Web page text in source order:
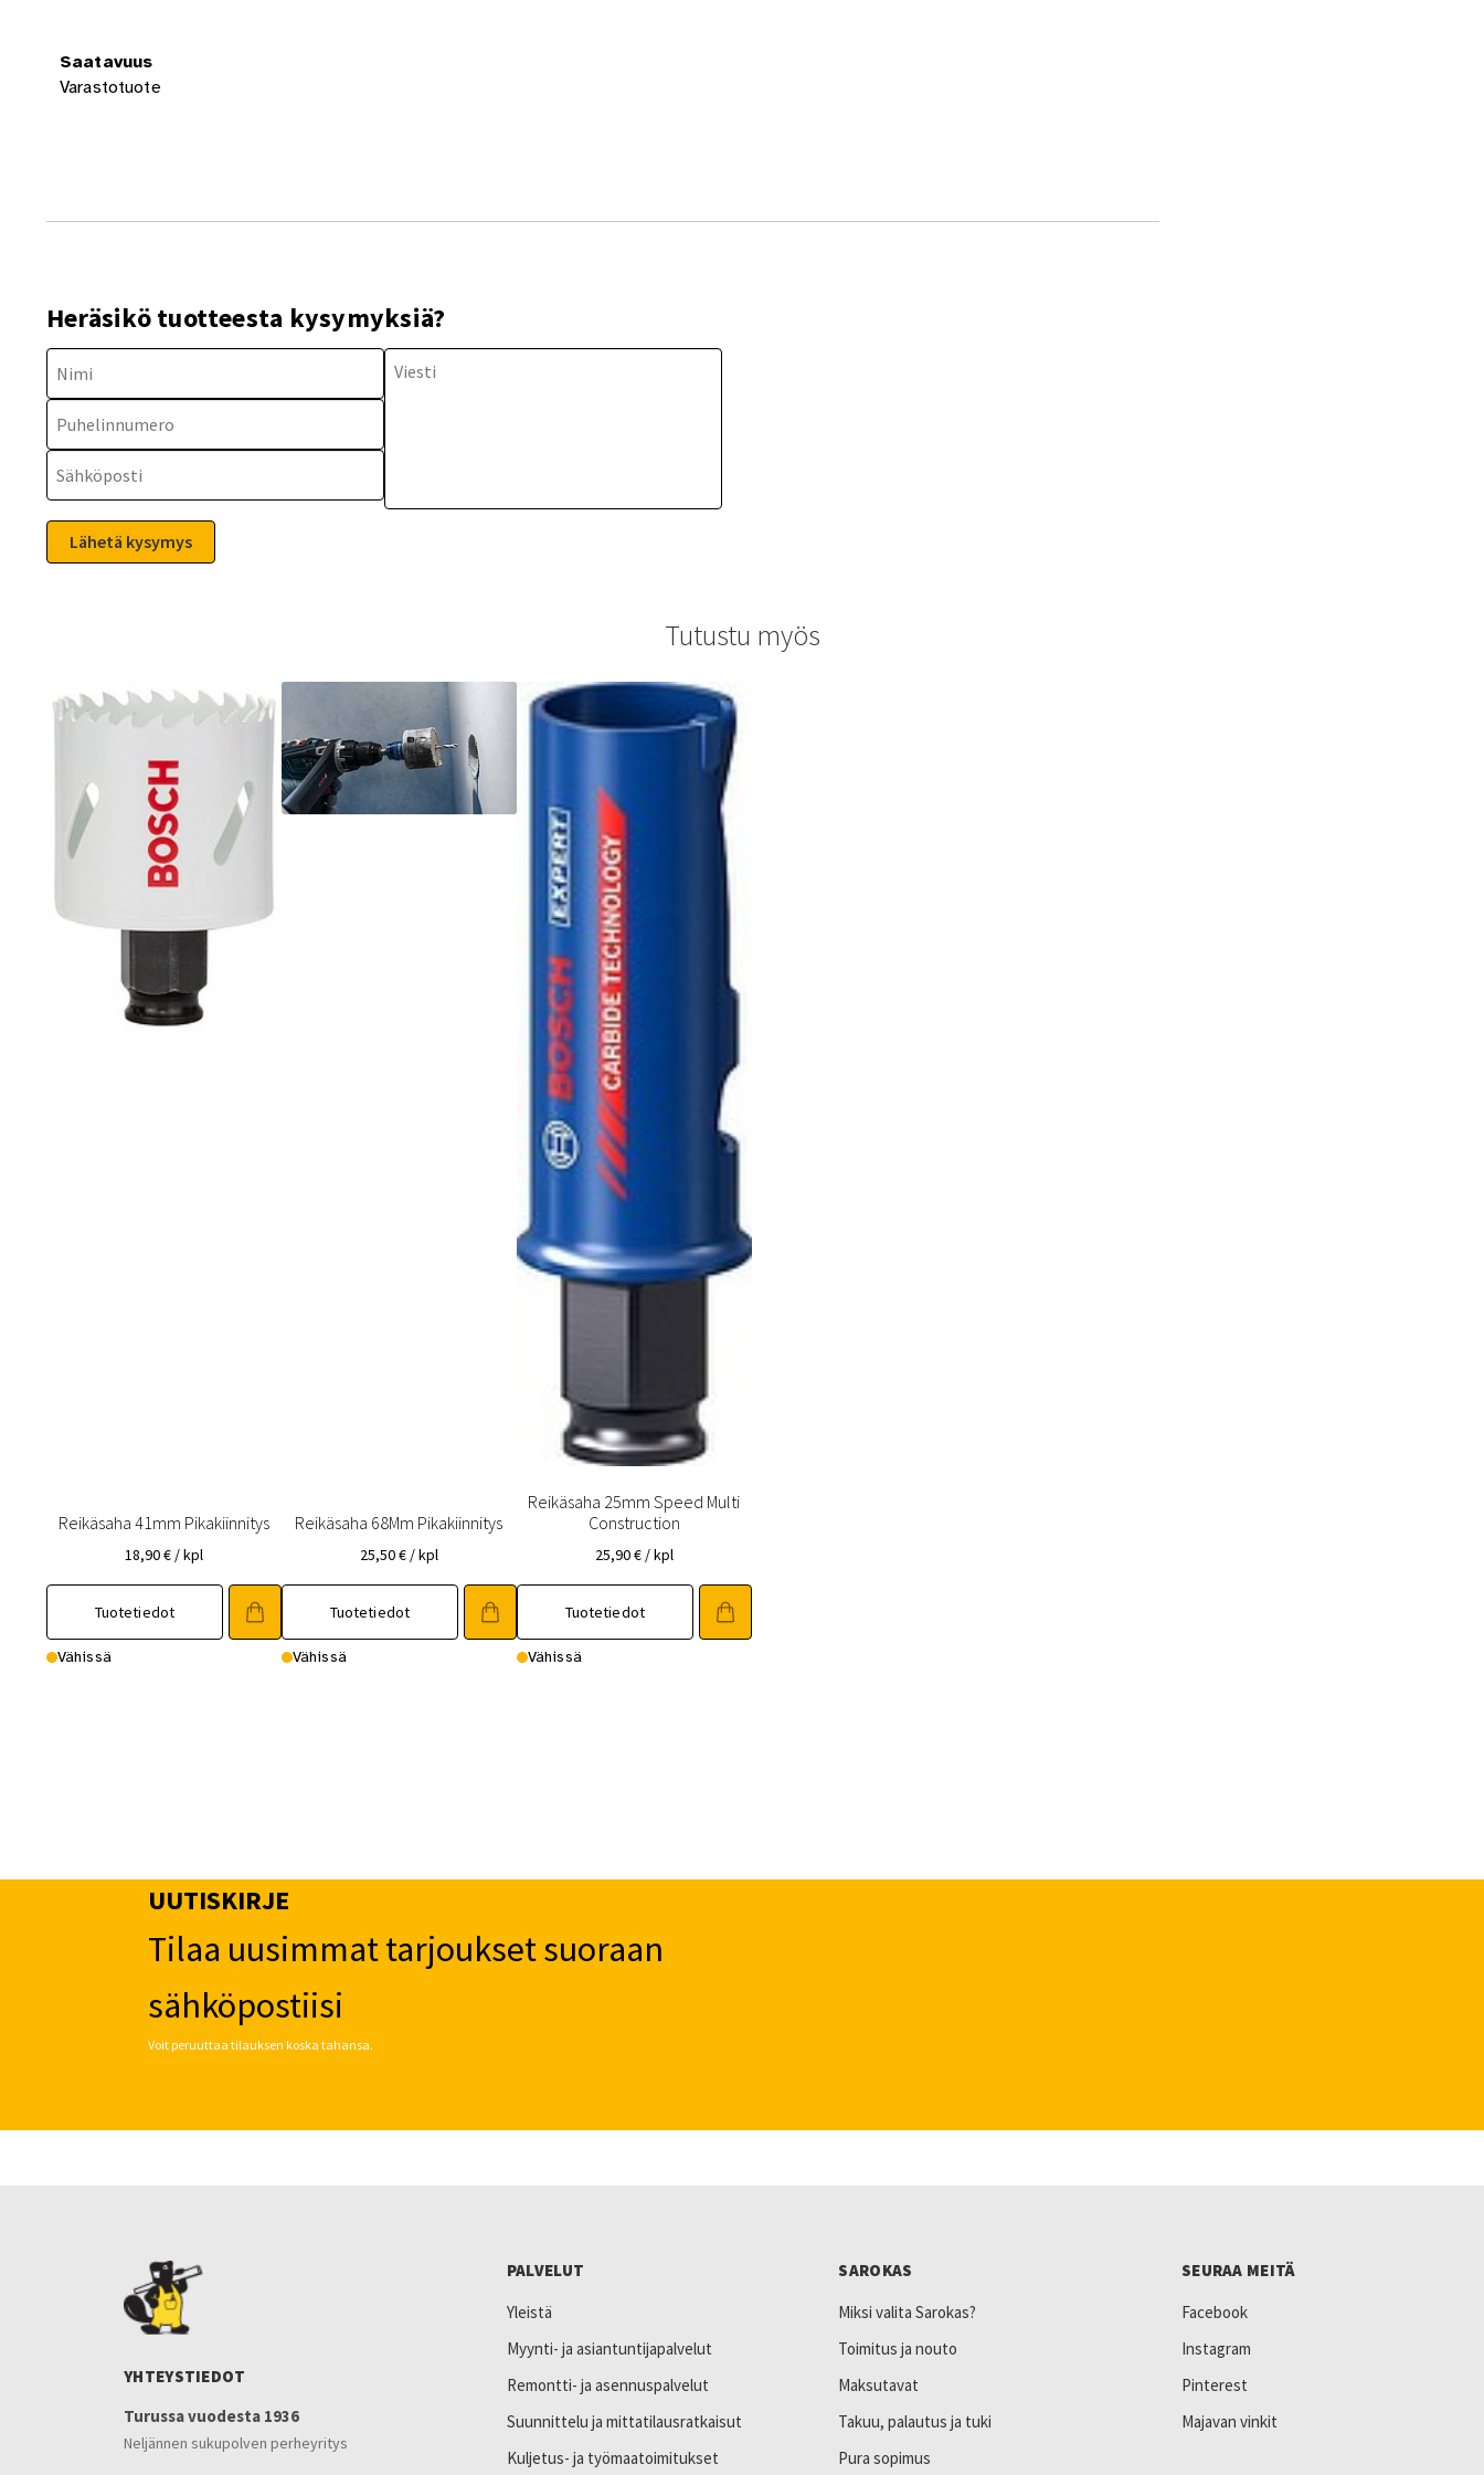
Saatavuus
Varastotuote
Heräsikö tuotteesta kysymyksiä?
Tutustu myös
Reikäsaha 41mm Pikakiinnitys
18,90€ / kpl
Tuotetiedot
Vähissä
Reikäsaha 68Mm Pikakiinnitys
25,50€ / kpl
Tuotetiedot
Vähissä
Reikäsaha 25mm Speed Multi
Construction
25,90€ / kpl
Tuotetiedot
Vähissä
UUTISKIRJE
Tilaa uusimmat tarjoukset suoraan
sähköpostiisi
Voit peruuttaa tilauksen koska tahansa.
YHTEYSTIEDOT
Turussa vuodesta 1936
Neljännen sukupolven perheyritys
PALVELUT
Yleistä
Myynti- ja asiantuntijapalvelut
Remontti- ja asennuspalvelut
Suunnittelu ja mittatilausratkaisut
Kuljetus- ja työmaatoimitukset
SAROKAS
Miksi valita Sarokas?
Toimitus ja nouto
Maksutavat
Takuu, palautus ja tuki
Pura sopimus
SEURAA MEITÄ
Facebook
Instagram
Pinterest
Majavan vinkit